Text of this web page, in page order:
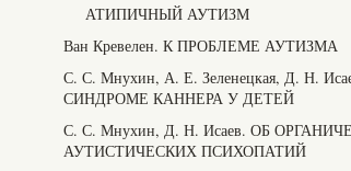
АТИПИЧНЫЙ АУТИЗМ
Ван Кревелен. К ПРОБЛЕМЕ АУТИЗМА
С. С. Мнухин, А. Е. Зеленецкая, Д. Н.
СИНДРОМЕ КАННЕРА У ДЕТЕЙ
С. С. Мнухин, Д. Н. Исаев. ОБ
АУТИСТИЧЕСКИХ ПСИХОПАТИЙ